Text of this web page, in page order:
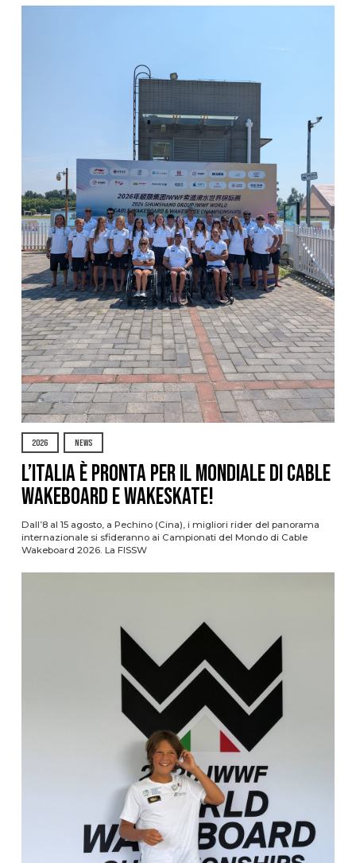
2026 NEWS
L’Italia è pronta per il Mondiale di Cable
Wakeboard e Wakeskate!
Dall’8 al 15 agosto, a Pechino (Cina), i migliori rider del panorama
internazionale si sfideranno ai Campionati del Mondo di Cable
Wakeboard 2026. La FISSW